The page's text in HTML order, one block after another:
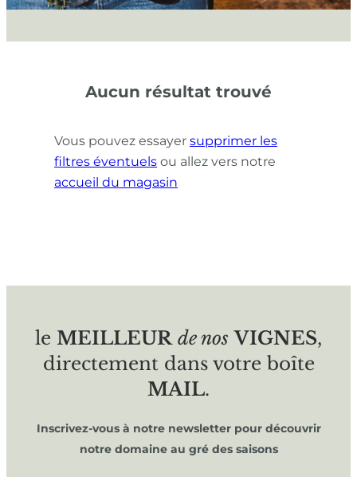
Aucun résultat trouvé
Vous pouvez essayer supprimer les
filtres éventuels ou allez vers notre
accueil du magasin
le MEILLEUR de nos VIGNES,
directement dans votre boîte
MAIL.
Inscrivez-vous à notre newsletter pour découvrir
notre domaine au gré des saisons